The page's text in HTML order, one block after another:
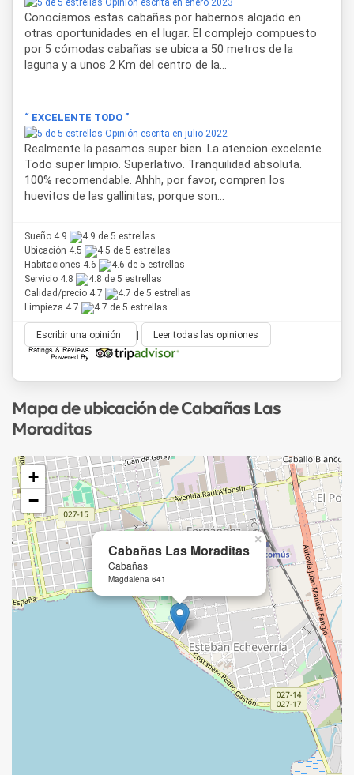
Opinión escrita en enero 2023
Conocíamos estas cabañas por habernos alojado en
otras oportunidades en el lugar. El complejo compuesto
por 5 cómodas cabañas se ubica a 50 metros de la
laguna y a unos 2 Km del centro de la...
“ EXCELENTE TODO ”
Opinión escrita en julio 2022
Realmente la pasamos super bien. La atencion excelente.
Todo super limpio. Superlativo. Tranquilidad absoluta.
100% recomendable. Ahhh, por favor, compren los
huevitos de las gallinitas, porque son...
Sueño 4.9
Ubicación 4.5
Habitaciones 4.6
Servicio 4.8
Calidad/precio 4.7
Limpieza 4.7
Escribir una opinión Leer todas las opiniones
Mapa de ubicación de Cabañas Las
Moraditas
Cabañas Las Moraditas
Cabañas
Magdalena 641
×
+
−